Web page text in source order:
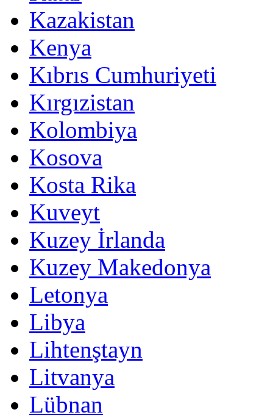
Kazakistan
Kenya
Kıbrıs Cumhuriyeti
Kırgızistan
Kolombiya
Kosova
Kosta Rika
Kuveyt
Kuzey İrlanda
Kuzey Makedonya
Letonya
Libya
Lihtenştayn
Litvanya
Lübnan